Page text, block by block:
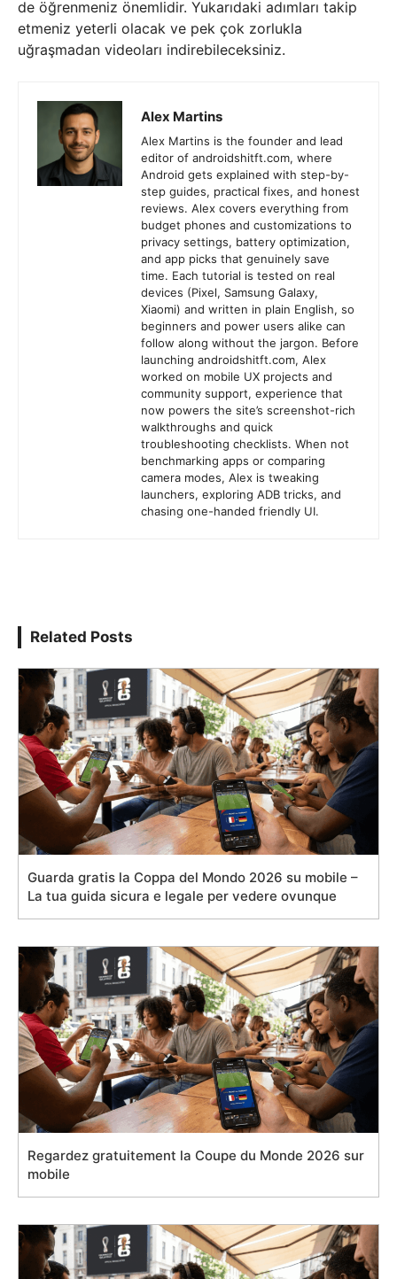
de öğrenmeniz önemlidir. Yukarıdaki adımları takip
etmeniz yeterli olacak ve pek çok zorlukla
uğraşmadan videoları indirebileceksiniz.
Alex Martins
Alex Martins is the founder and lead
editor of androidshitft.com, where
Android gets explained with step-by-
step guides, practical fixes, and honest
reviews. Alex covers everything from
budget phones and customizations to
privacy settings, battery optimization,
and app picks that genuinely save
time. Each tutorial is tested on real
devices (Pixel, Samsung Galaxy,
Xiaomi) and written in plain English, so
beginners and power users alike can
follow along without the jargon. Before
launching androidshitft.com, Alex
worked on mobile UX projects and
community support, experience that
now powers the site’s screenshot-rich
walkthroughs and quick
troubleshooting checklists. When not
benchmarking apps or comparing
camera modes, Alex is tweaking
launchers, exploring ADB tricks, and
chasing one-handed friendly UI.
Related Posts
Guarda gratis la Coppa del Mondo 2026 su mobile –
La tua guida sicura e legale per vedere ovunque
Regardez gratuitement la Coupe du Monde 2026 sur
mobile